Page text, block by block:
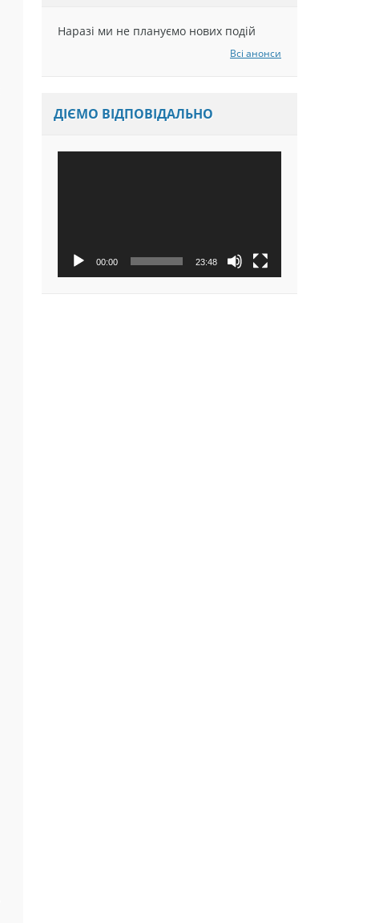
Наразі ми не плануємо нових подій